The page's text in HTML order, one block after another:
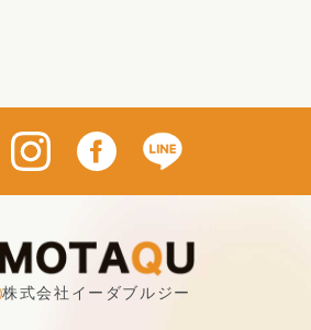
株式会社イーダブルジー